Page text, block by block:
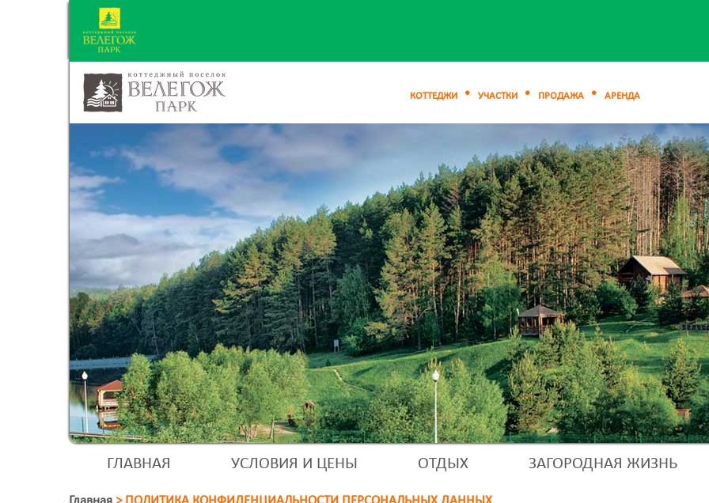
КОТТЕДЖИ УЧАСТКИ ПРОДАЖА АРЕНДА
ГЛАВНАЯ УСЛОВИЯ И ЦЕНЫ ОТДЫХ ЗАГОРОДНАЯ ЖИЗНЬ